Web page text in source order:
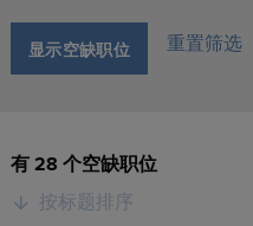
显示空缺职位 重置筛选
有 28 个空缺职位
按标题排序